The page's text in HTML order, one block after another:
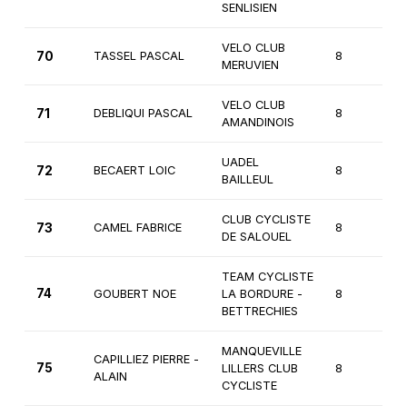
SENLISIEN
70 TASSEL PASCAL
VELO CLUB
MERUVIEN
8
71 DEBLIQUI PASCAL
VELO CLUB
AMANDINOIS
8
72 BECAERT LOIC
UADEL
BAILLEUL
8
73 CAMEL FABRICE
CLUB CYCLISTE
DE SALOUEL
8
74 GOUBERT NOE
TEAM CYCLISTE
LA BORDURE -
BETTRECHIES
8
75
CAPILLIEZ PIERRE -
ALAIN
MANQUEVILLE
LILLERS CLUB
CYCLISTE
8